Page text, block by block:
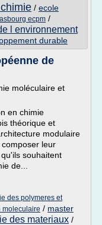
/ ecole
ecpm /
l environnement
durable
de
moléculaire et
en chimie
théorique et
modulaire
leur
souhaitent
de...
des polymeres et
moleculaire / master
des materiaux /